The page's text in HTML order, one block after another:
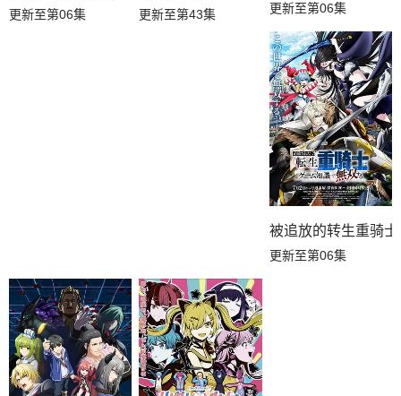
更新至第06集 更新至第43集 更新至第06集
被追放的转生重骑
更新至第06集